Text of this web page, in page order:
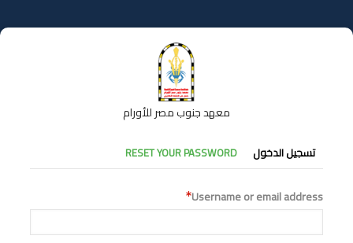
إلى
المحتوى
معهد جنوب مصر للأورام
التبويبات
الأساسية
تسجيل الدخول RESET YOUR PASSWORD
Username or email address